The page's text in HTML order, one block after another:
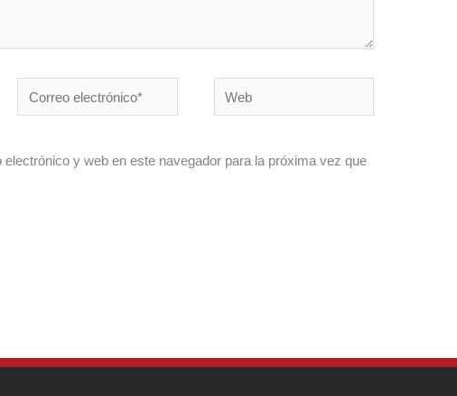
Correo
electrónico*
Web
y web en este navegador para la próxima vez que